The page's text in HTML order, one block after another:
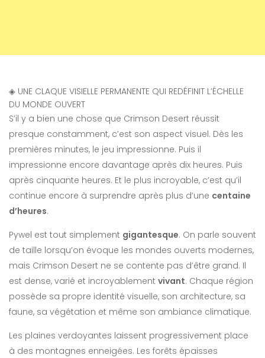
◈ UNE CLAQUE VISIELLE PERMANENTE QUI REDÉFINIT L’ÉCHELLE
DU MONDE OUVERT
S’il y a bien une chose que Crimson Desert réussit
presque constamment, c’est son aspect visuel. Dès les
premières minutes, le jeu impressionne. Puis il
impressionne encore davantage après dix heures. Puis
après cinquante heures. Et le plus incroyable, c’est qu’il
continue encore à surprendre après plus d’une centaine
d’heures.
Pywel est tout simplement gigantesque. On parle souvent
de taille lorsqu’on évoque les mondes ouverts modernes,
mais Crimson Desert ne se contente pas d’être grand. Il
est dense, varié et incroyablement vivant. Chaque région
possède sa propre identité visuelle, son architecture, sa
faune, sa végétation et même son ambiance climatique.
Les plaines verdoyantes laissent progressivement place
à des montagnes enneigées. Les forêts épaisses